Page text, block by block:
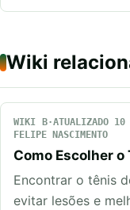
Wiki
WIKI ATUALIZADO 10
FELIPE NASCIMENTO
Como Escolher
Encontrar o tênis
evitar lesões e